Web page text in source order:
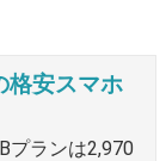
格安スマホ
プランは2,970